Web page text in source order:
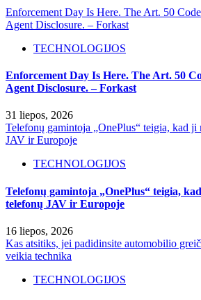
Enforcement Day Is Here. The Art. 50
Agent Disclosure. – Forkast
TECHNOLOGIJOS
Enforcement Day Is Here. The Art. 50
Agent Disclosure. – Forkast
31 liepos, 2026
Telefonų gamintoja „OnePlus“ teigia, kad ji
JAV ir Europoje
TECHNOLOGIJOS
Telefonų gamintoja „OnePlus“ teigia,
telefonų JAV ir Europoje
16 liepos, 2026
Kas atsitiks, jei padidinsite automobilio
veikia technika
TECHNOLOGIJOS